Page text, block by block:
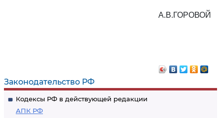
Законодательство РФ
Кодексы РФ в действующей редакции
АПК РФ
А.В.ГОРОВОЙ